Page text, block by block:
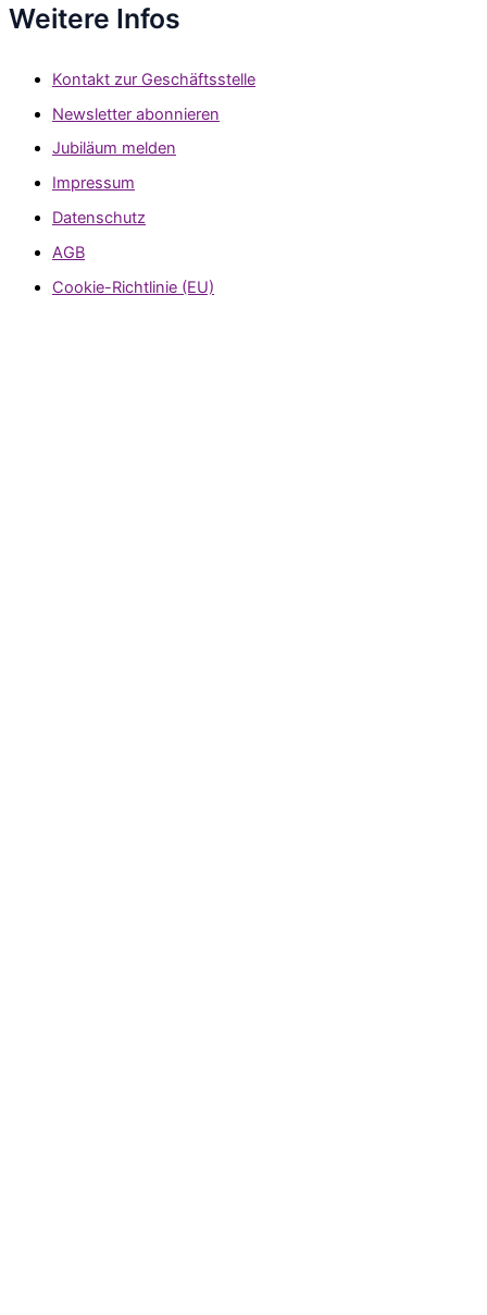
Weitere Infos
Kontakt zur Geschäftsstelle
Newsletter abonnieren
Jubiläum melden
Impressum
Datenschutz
AGB
Cookie-Richtlinie (EU)